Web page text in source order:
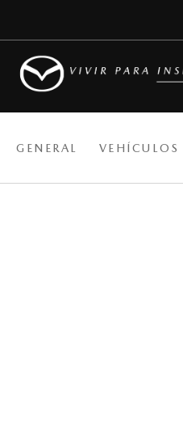
GENERAL VEHÍCULOS